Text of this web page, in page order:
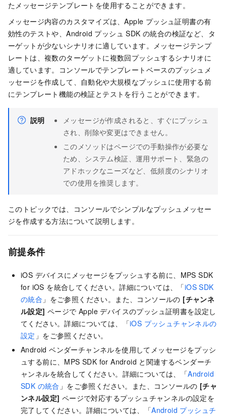
たメッセージテンプレートを使用することができます。
メッセージ内容のカスタマイズは、Apple プッシュ証明書の有
効性のテストや、Android プッシュ SDK の統合の検証など、タ
ーゲットが少ないシナリオに適しています。メッセージテンプ
レートは、複数のターゲットに複数回プッシュするシナリオに
適しています。コンソールでテンプレートベースのプッシュメ
ッセージを作成して、自動化や大規模なプッシュに使用する前
にテンプレート機能の検証とテストを行うことができます。
説明
メッセージが作成されると、すぐにプッシュ
され、削除や変更はできません。
このメソッドはページでの手動操作が必要な
ため、システム検証、運用サポート、緊急の
アドホックなニーズなど、低頻度のシナリオ
での使用を推奨します。
このトピックでは、コンソールでシンプルなプッシュメッセー
ジを作成する方法について説明します。
前提条件
iOS デバイスにメッセージをプッシュする前に、MPS SDK
for iOS を統合してください。詳細については、「iOS SDK
の統合 」をご参照ください。また、コンソールの [チャンネ
ル設定] ページで Apple デバイスのプッシュ証明書を設定し
てください。詳細については、「iOS プッシュチャンネルの
設定 」をご参照ください。
Android ベンダーチャンネルを使用してメッセージをプッシ
ュする前に、MPS SDK for Android と関連するベンダーチ
ャンネルを統合してください。詳細については、「Android
SDK の統合 」をご参照ください。また、コンソールの [チャ
ンネル設定] ページで対応するプッシュチャンネルの設定を
完了してください。詳細については、「Android プッシュチ